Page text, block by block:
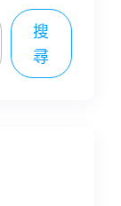
搜
尋